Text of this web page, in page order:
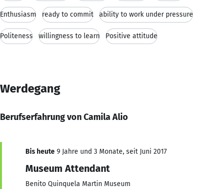
Enthusiasm ready to commit ability to work under pressure
Politeness willingness to learn Positive attitude
Werdegang
Berufserfahrung von Camila Alio
Bis heute 9 Jahre und 3 Monate, seit Juni 2017
Museum Attendant
Benito Quinquela Martin Museum